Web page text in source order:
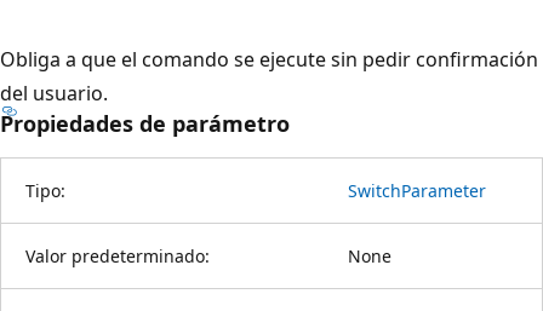
Obliga a que el comando se ejecute sin pedir confirmación
del usuario.
Propiedades de parámetro
Tipo: SwitchParameter
Valor predeterminado: None